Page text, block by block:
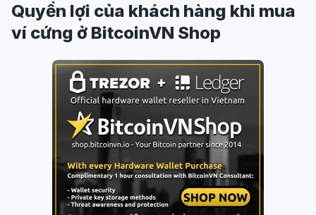
Quyền lợi của khách hàng khi mua
ví cứng ở BitcoinVN Shop